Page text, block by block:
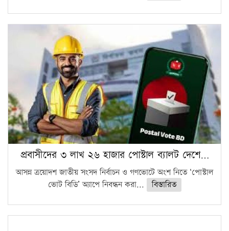
প্রবাসীদের ৩ লাখ ২৬ হাজার পোস্টাল ব্যালট দেশে…
আসন্ন ত্রয়োদশ জাতীয় সংসদ নির্বাচন ও গণভোটে অংশ নিতে ‘পোস্টাল
ভোট বিডি’ অ্যাপে নিবন্ধন করা...
বিস্তারিত